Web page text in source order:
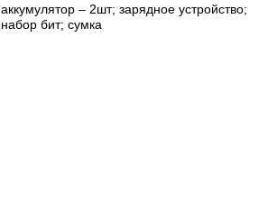
аккумулятор – 2шт; зарядное устройство;
набор бит; сумка